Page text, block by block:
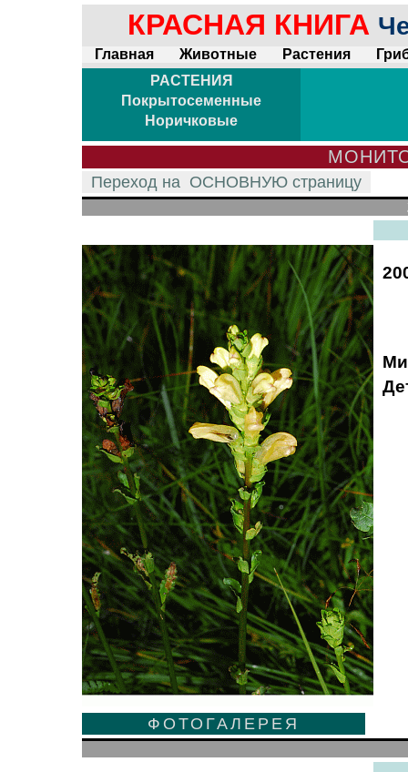
КРАСНАЯ КНИГА
Главная Животные Растения
РАСТЕНИЯ
Покрытосеменные
Норичковые
Переход на ОСНОВНУЮ страницу
ФОТОГАЛЕРЕЯ